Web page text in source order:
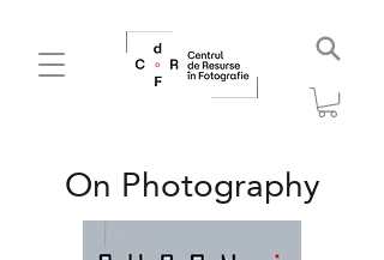
On Photography